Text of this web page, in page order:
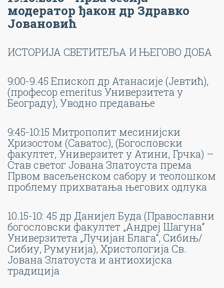
модератор ђакон др Здравко
Јовановић
ИСТОРИЈА СВЕТИТЕЉА И ЊЕГОВО ДОБА
9:00-9.45 Епископ др Атанасије (Јевтић),
(професор emeritus Универзитета у
Београду), Уводно предавање
9:45-10:15 Митрополит месинијски
Хризостом (Саватос), (Богословски
факултет, Универзитет у Атини, Грчка) –
Став светог Јована Златоуста према
Првом васељенском сабору и теолошком
проблему прихватања његових одлука
10.15-10: 45 др Данијел Буда (Православни
богословски факултет „Андреј Шагуна“
Универзитета „Лучијан Блага“, Сибињ/
Сибиу, Румунија), Христологија Св.
Јована Златоуста и антиохијска
традиција